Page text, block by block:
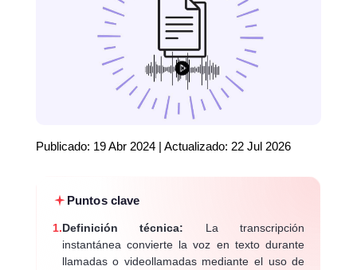
Publicado: 19 Abr 2024 | Actualizado: 22 Jul 2026
Puntos clave
1.Definición técnica: La transcripción
instantánea convierte la voz en texto durante
llamadas o videollamadas mediante el uso de